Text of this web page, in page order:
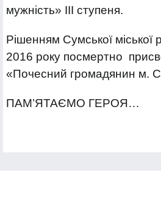
мужність» III ступеня.
Рішенням Сумської міської
2016 року посмертно
«Почесний громадянин м.
ПАМ’ЯТАЄМО ГЕРОЯ…